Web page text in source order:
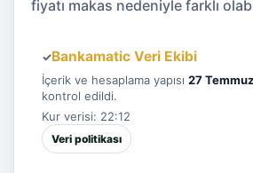
fiyatı makas nedeniyle farklı
✓Bankamatic Veri Ekibi
İçerik ve hesaplama yapısı 27
kontrol edildi.
Kur verisi: 22:12
Veri politikası